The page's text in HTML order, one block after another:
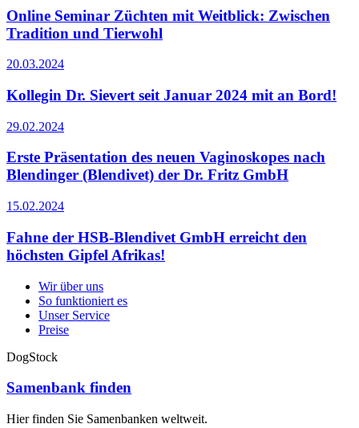
Online Seminar Züchten mit Weitblick: Zwischen
Tradition und Tierwohl
20.03.2024
Kollegin Dr. Sievert seit Januar 2024 mit an Bord!
29.02.2024
Erste Präsentation des neuen Vaginoskopes nach
Blendinger (Blendivet) der Dr. Fritz GmbH
15.02.2024
Fahne der HSB-Blendivet GmbH erreicht den
höchsten Gipfel Afrikas!
Wir über uns
So funktioniert es
Unser Service
Preise
DogStock
Samenbank finden
Hier finden Sie Samenbanken weltweit.